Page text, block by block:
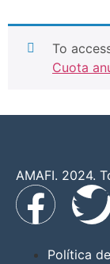
To
Cuota
AMAFI. 2024.
Política